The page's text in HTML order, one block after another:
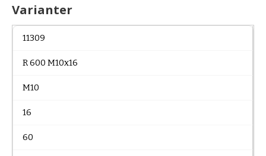
Varianter
11309
R 600 M10x16
M10
16
60